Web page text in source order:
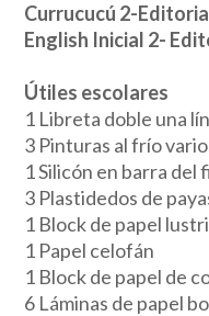
Currucucú 2-
English Inicial 2-
Útiles escolares
1 Libreta doble una
3 Pinturas al frío
1 Silicón en barra del
3 Plastidedos de
1 Block de papel
1 Papel celofán
1 Block de papel de
6 Láminas de papel